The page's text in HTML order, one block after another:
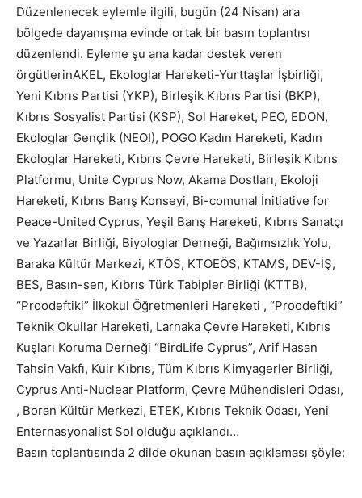
Düzenlenecek eylemle ilgili, bugün (24 Nisan) ara
bölgede dayanışma evinde ortak bir basın toplantısı
düzenlendi. Eyleme şu ana kadar destek veren
örgütlerinAKEL, Ekologlar Hareketi-Yurttaşlar İşbirliği,
Yeni Kıbrıs Partisi (YKP), Birleşik Kıbrıs Partisi (BKP),
Kıbrıs Sosyalist Partisi (KSP), Sol Hareket, PEO, EDON,
Ekologlar Gençlik (NEOI), POGO Kadın Hareketi, Kadın
Ekologlar Hareketi, Kıbrıs Çevre Hareketi, Birleşik Kıbrıs
Platformu, Unite Cyprus Now, Akama Dostları, Ekoloji
Hareketi, Kıbrıs Barış Konseyi, Bi-comunal İnitiative for
Peace-United Cyprus, Yeşil Barış Hareketi, Kıbrıs Sanatçı
ve Yazarlar Birliği, Biyologlar Derneği, Bağımsızlık Yolu,
Baraka Kültür Merkezi, KTÖS, KTOEÖS, KTAMS, DEV-İŞ,
BES, Basın-sen, Kıbrıs Türk Tabipler Birliği (KTTB),
“Proodeftiki” İlkokul Öğretmenleri Hareketi , “Proodeftiki”
Teknik Okullar Hareketi, Larnaka Çevre Hareketi, Kıbrıs
Kuşları Koruma Derneği “BirdLife Cyprus”, Arif Hasan
Tahsin Vakfı, Kuir Kıbrıs, Tüm Kıbrıs Kimyagerler Birliği,
Cyprus Anti-Nuclear Platform, Çevre Mühendisleri Odası,
, Boran Kültür Merkezi, ETEK, Kıbrıs Teknik Odası, Yeni
Enternasyonalist Sol olduğu açıklandı…
Basın toplantısında 2 dilde okunan basın açıklaması şöyle: